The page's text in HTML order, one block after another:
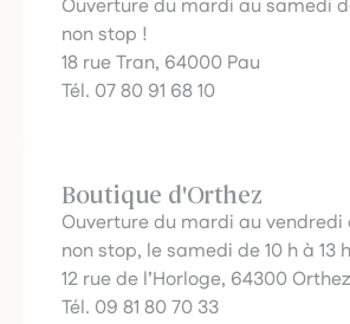
Ouverture du mardi au samedi
non stop !
18 rue Tran, 64000 Pau
Tél. 07 80 91 68 10
Boutique d'Orthez
Ouverture du mardi au vendredi
non stop, le samedi de 10 h à 13 h
12 rue de l’Horloge, 64300 Orthez
Tél. 09 81 80 70 33